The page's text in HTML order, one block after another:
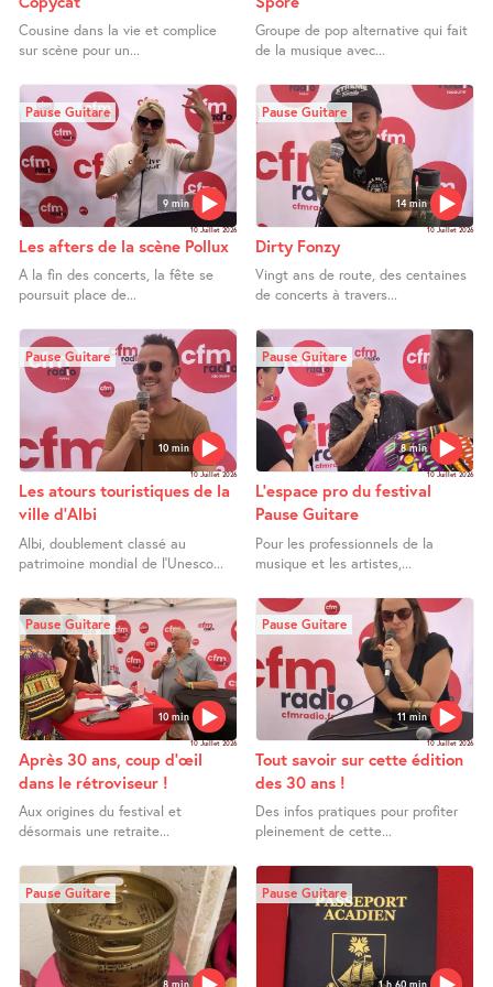
Cousine dans la vie et complice
sur scène pour un...
Groupe de pop alternative qui fait
de la musique avec...
9 min
Pause Guitare
10 Juillet 2026
Les afters de la scène Pollux
A la fin des concerts, la fête se
poursuit place de...
14 min
Pause Guitare
10 Juillet 2026
Dirty Fonzy
Vingt ans de route, des centaines
de concerts à travers...
10 min
Pause Guitare
10 Juillet 2026
Les atours touristiques de la
ville d’Albi
Albi, doublement classé au
patrimoine mondial de l’Unesco...
8 min
Pause Guitare
10 Juillet 2026
L’espace pro du festival
Pause Guitare
Pour les professionnels de la
musique et les artistes,...
10 min
Pause Guitare
10 Juillet 2026
Après 30 ans, coup d’œil
dans le rétroviseur !
Aux origines du festival et
désormais une retraite...
11 min
Pause Guitare
10 Juillet 2026
Tout savoir sur cette édition
des 30 ans !
Des infos pratiques pour profiter
pleinement de cette...
8 min
Pause Guitare
1 h 60 min
Pause Guitare